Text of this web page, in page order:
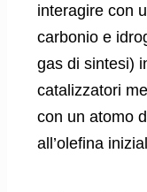
interagire con
carbonio e
gas di sintesi)
catalizzatori
con un atomo
all’olefina